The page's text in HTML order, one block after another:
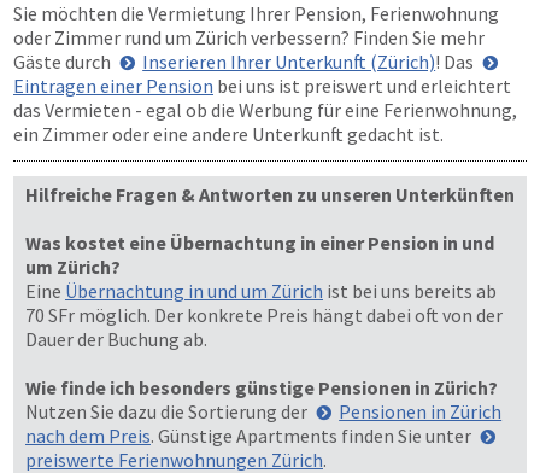
Sie möchten die Vermietung Ihrer Pension, Ferienwohnung
oder Zimmer rund um Zürich verbessern? Finden Sie mehr
Gäste durch
Inserieren Ihrer Unterkunft (Zürich)! Das
Eintragen einer Pension bei uns ist preiswert und erleichtert
das Vermieten - egal ob die Werbung für eine Ferienwohnung,
ein Zimmer oder eine andere Unterkunft gedacht ist.
Hilfreiche Fragen & Antworten zu unseren Unterkünften
Was kostet eine Übernachtung in einer Pension in und
um Zürich?
Eine Übernachtung in und um Zürich ist bei uns bereits ab
70 SFr möglich. Der konkrete Preis hängt dabei oft von der
Dauer der Buchung ab.
Wie finde ich besonders günstige Pensionen in Zürich?
Nutzen Sie dazu die Sortierung der
Pensionen in Zürich
nach dem Preis. Günstige Apartments finden Sie unter
preiswerte Ferienwohnungen Zürich.